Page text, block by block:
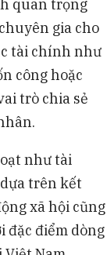
quan trọng
gia cho
tài chính như
công hoặc
trò chia sẻ
như tài
trên kết
xã hội cũng
đặc điểm dòng